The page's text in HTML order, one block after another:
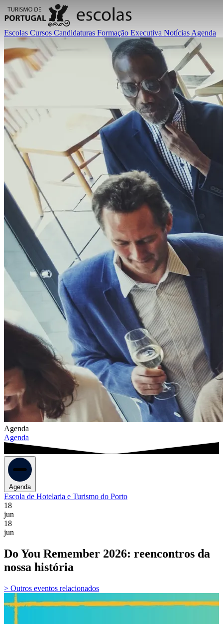
Escolas Cursos Candidaturas Formação Executiva Notícias Agenda
Agenda
Agenda
Agenda
Escola de Hotelaria e Turismo do Porto
18
jun
18
jun
Do You Remember 2026: reencontros da
nossa história
> Outros eventos relacionados